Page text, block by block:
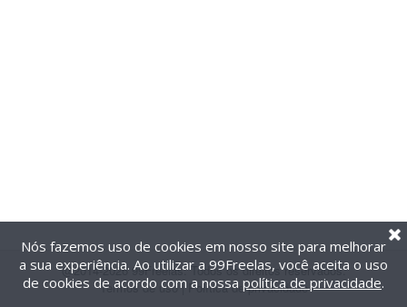
@2014-2026 99Freelas. Todos os direitos reservados.
Termos de uso| Política de privacidade
Nós fazemos uso de cookies em nosso site para melhorar
a sua experiência. Ao utilizar a 99Freelas, você aceita o uso
de cookies de acordo com a nossa política de privacidade.